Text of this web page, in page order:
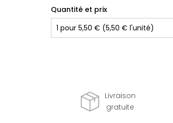
Quantité et prix
Livraison
gratuite